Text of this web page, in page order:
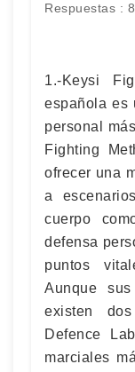
Respuestas : 8
1.-Keysi
española es
personal
Fighting
ofrecer una
a
cuerpo
defensa
puntos
Aunque
existen
Defence
marciales